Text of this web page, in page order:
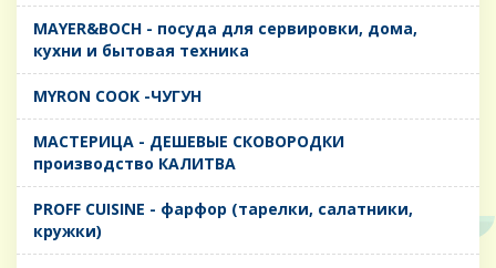
MAYER&BOCH - посуда для сервировки, дома,
кухни и бытовая техника
MYRON COOK -ЧУГУН
MАСТЕРИЦА - ДЕШЕВЫЕ СКОВОРОДКИ
производство КАЛИТВА
PROFF CUISINE - фарфор (тарелки, салатники,
кружки)